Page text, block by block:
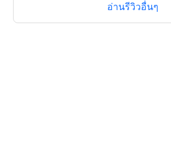
อ่านรีวิวอื่นๆ